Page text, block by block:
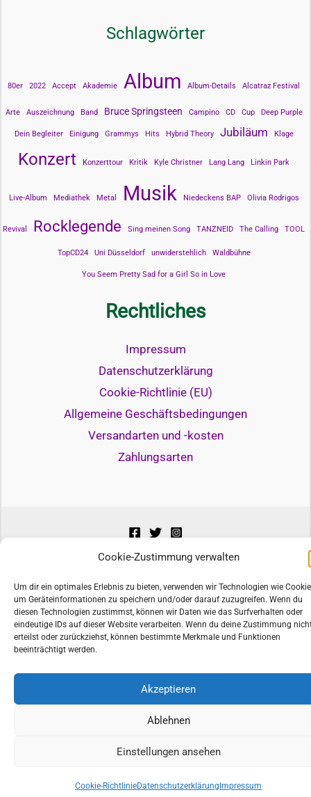
Cookie-Zustimmung verwalten
Um dir ein optimales Erlebnis zu bieten, verwenden wir Technologien wie
um Geräteinformationen zu speichern und/oder darauf zuzugreifen. Wenn du
diesen Technologien zustimmst, können wir Daten wie das Surfverhalten oder
eindeutige IDs auf dieser Website verarbeiten. Wenn du deine Zustimmung
erteilst oder zurückziehst, können bestimmte Merkmale und Funktionen
beeinträchtigt werden.
Akzeptieren
Ablehnen
Einstellungen ansehen
Cookie-RichtlinieDatenschutzerklärung Impressum
Schlagwörter
80er 2022 Accept Akademie Album Album-Details Alcatraz Festival
Arte Auszeichnung Band Bruce Springsteen Campino CD Cup Deep Purple
Dein Begleiter Einigung Grammys Hits Hybrid Theory Jubiläum Klage
Konzert Konzerttour Kritik Kyle Christner Lang Lang Linkin Park
Live-Album Mediathek Metal Musik Niedeckens BAP Olivia Rodrigos
Revival Rocklegende Sing meinen Song TANZNEID The Calling TOOL
TopCD24 Uni Düsseldorf unwiderstehlich Waldbühne
You Seem Pretty Sad for a Girl So in Love
Rechtliches
Impressum
Datenschutzerklärung
Cookie-Richtlinie (EU)
Allgemeine Geschäftsbedingungen
Versandarten und -kosten
Zahlungsarten
Copyright © 2026 by TopCD24 |
*) als Affiliate-Link gekennzeichnet
Alle Preise inkl. der gesetzlichen MwSt.
Die durchgestrichenen Preise entsprechen dem bisherigen Preis in
diesem Online-Shop.